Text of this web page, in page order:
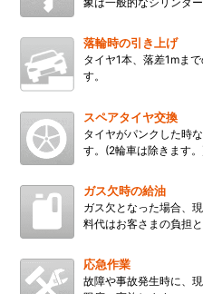
落輪時の引き上げ
タイヤ1本、落差1mま
す。
スペアタイヤ交換
タイヤがパンクした時
す。(2輪車は除きます
ガス欠時の給油
ガス欠となった場合、
料代はお客さまの負担
応急作業
故障や事故発生時に、